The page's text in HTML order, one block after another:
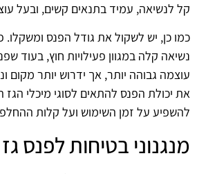
קל לנשיאה, עמיד בתנאים קשים, ובעל
כמו כן, יש לשקול את גודל הפנס ומשקלו.
נשיאה קלה במגוון פעילויות חוץ, בעוד
עוצמה גבוהה יותר, אך ידרוש יותר מקום
את יכולת הפנס להתאים לסוגי מיכלי הגז
להשפיע על זמן השימוש ועל קלות
מנגנוני בטיחות לפנס גז